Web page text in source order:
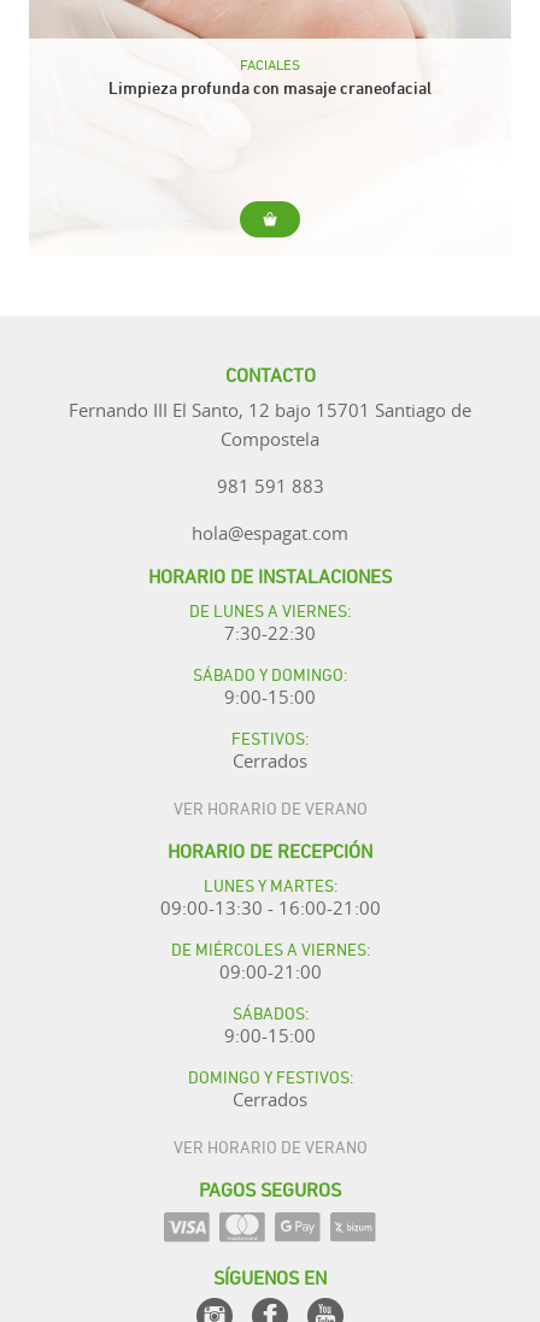
FACIALES
Limpieza profunda con masaje craneofacial
CONTACTO
Fernando III El Santo, 12 bajo 15701 Santiago de
Compostela
981 591 883
hola@espagat.com
HORARIO DE INSTALACIONES
DE LUNES A VIERNES:
7:30-22:30
SÁBADO Y DOMINGO:
9:00-15:00
FESTIVOS:
Cerrados
VER HORARIO DE VERANO
HORARIO DE RECEPCIÓN
LUNES Y MARTES:
09:00-13:30 - 16:00-21:00
DE MIÉRCOLES A VIERNES:
09:00-21:00
SÁBADOS:
9:00-15:00
DOMINGO Y FESTIVOS:
Cerrados
VER HORARIO DE VERANO
PAGOS SEGUROS
SÍGUENOS EN